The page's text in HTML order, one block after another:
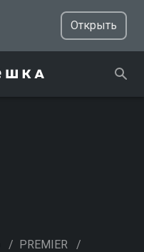
Открыть
/ PREMIER /